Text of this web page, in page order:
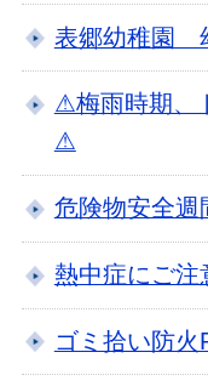
表郷幼稚園
⚠梅雨時期、
⚠
危険物安全週
熱中症にご注
ゴミ拾い防火